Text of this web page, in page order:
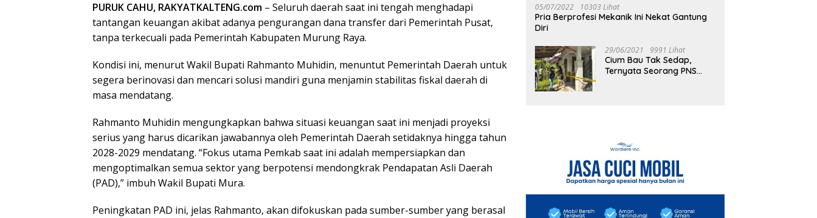
PURUK CAHU, RAKYATKALTENG.com – Seluruh daerah saat ini tengah menghadapi
tantangan keuangan akibat adanya pengurangan dana transfer dari Pemerintah Pusat,
tanpa terkecuali pada Pemerintah Kabupaten Murung Raya.
Kondisi ini, menurut Wakil Bupati Rahmanto Muhidin, menuntut Pemerintah Daerah untuk
segera berinovasi dan mencari solusi mandiri guna menjamin stabilitas fiskal daerah di
masa mendatang.
Rahmanto Muhidin mengungkapkan bahwa situasi keuangan saat ini menjadi proyeksi
serius yang harus dicarikan jawabannya oleh Pemerintah Daerah setidaknya hingga tahun
2028-2029 mendatang. “Fokus utama Pemkab saat ini adalah mempersiapkan dan
mengoptimalkan semua sektor yang berpotensi mendongkrak Pendapatan Asli Daerah
(PAD),” imbuh Wakil Bupati Mura.
Peningkatan PAD ini, jelas Rahmanto, akan difokuskan pada sumber-sumber yang berasal
05/07/2022 10303 Lihat
Pria Berprofesi Mekanik Ini Nekat Gantung
Diri
29/06/2021 9991 Lihat
Cium Bau Tak Sedap,
Ternyata Seorang PNS